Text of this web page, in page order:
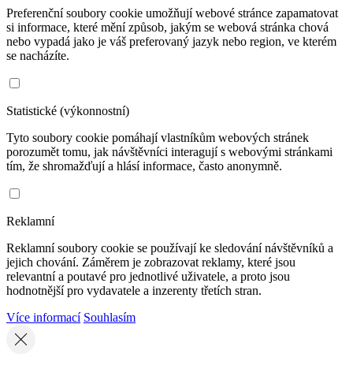
Preferenční soubory cookie umožňují webové stránce zapamatovat
si informace, které mění způsob, jakým se webová stránka chová
nebo vypadá jako je váš preferovaný jazyk nebo region, ve kterém
se nacházíte.
Statistické (výkonnostní)
Tyto soubory cookie pomáhají vlastníkům webových stránek
porozumět tomu, jak návštěvníci interagují s webovými stránkami
tím, že shromažďují a hlásí informace, často anonymně.
Reklamní
Reklamní soubory cookie se používají ke sledování návštěvníků a
jejich chování. Záměrem je zobrazovat reklamy, které jsou
relevantní a poutavé pro jednotlivé uživatele, a proto jsou
hodnotnější pro vydavatele a inzerenty třetích stran.
Více informací Souhlasím